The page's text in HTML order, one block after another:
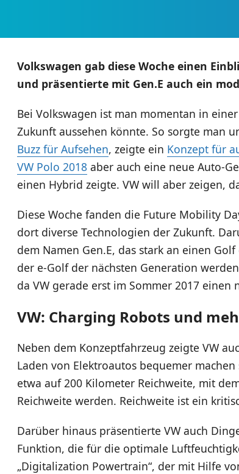
Volkswagen gab diese Woche einen
und präsentierte mit Gen.E auch ein
Bei Volkswagen ist man momentan in
Zukunft aussehen könnte. So sorgte man
Buzz für Aufsehen, zeigte ein Konzept für
VW Polo 2018aber auch eine neue Auto-
einen Hybrid zeigte. VW will aber zeigen,
Diese Woche fanden die Future Mobility
dort diverse Technologien der Zukunft.
dem Namen Gen.E, das stark an einen
der e-Golf der nächsten Generation
da VW gerade erst im Sommer 2017 einen
VW: Charging Robots und
Neben dem Konzeptfahrzeug zeigte VW
Laden von Elektroautos bequemer
etwa auf 200 Kilometer Reichweite, mit
Reichweite werden. Reichweite ist ein
Darüber hinaus präsentierte VW auch
Funktion, die für die optimale
„Digitalization Powertrain“, der mit Hilfe